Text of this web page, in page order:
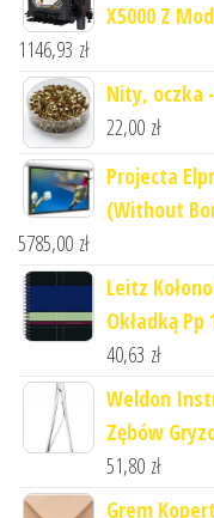
X5000 Z
1146,93 zł
Nity, oczka
22,00 zł
Projecta
(Without
5785,00 zł
Leitz
Okładką Pp
40,63 zł
Weldon
Zębów
51,80 zł
Grem